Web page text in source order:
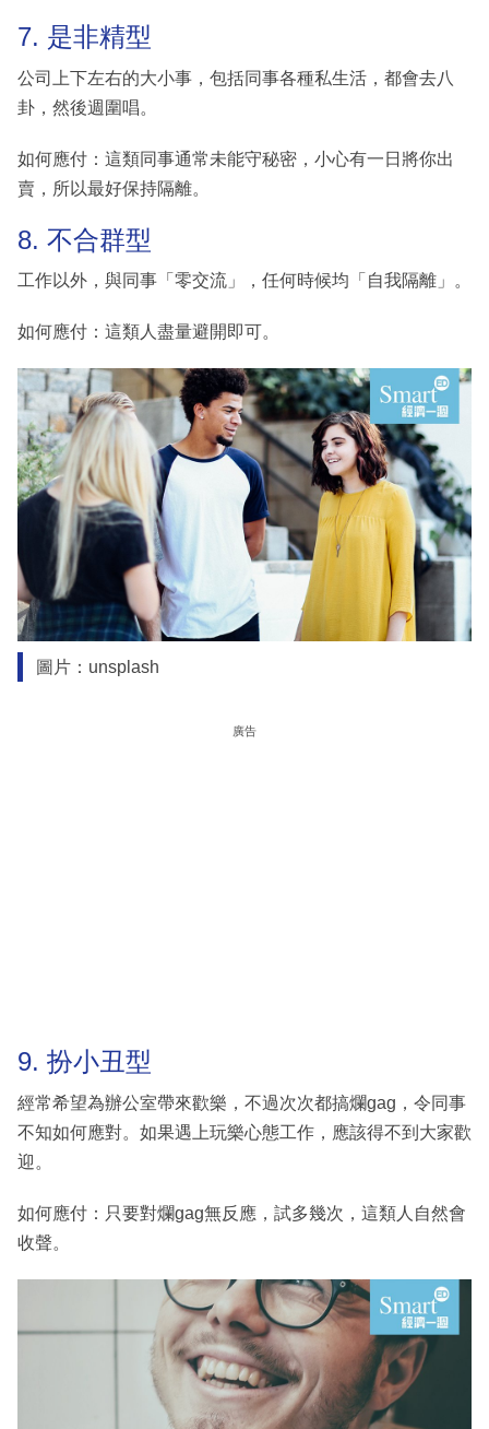
7. 是非精型
公司上下左右的大小事，包括同事各種私生活，都會去八
卦，然後週圍唱。
如何應付：這類同事通常未能守秘密，小心有一日將你出
賣，所以最好保持隔離。
8. 不合群型
工作以外，與同事「零交流」，任何時候均「自我隔離」。
如何應付：這類人盡量避開即可。
圖片：unsplash
廣告
9. 扮小丑型
經常希望為辦公室帶來歡樂，不過次次都搞爛gag，令同事
不知如何應對。如果遇上玩樂心態工作，應該得不到大家歡
迎。
如何應付：只要對爛gag無反應，試多幾次，這類人自然會
收聲。